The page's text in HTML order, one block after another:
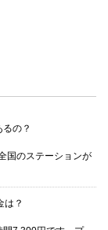
の？
国のステーションが
は？